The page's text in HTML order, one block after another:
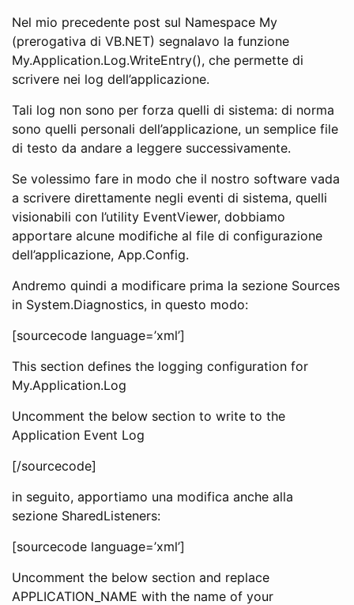
Nel mio precedente post sul Namespace My
(prerogativa di VB.NET) segnalavo la funzione
My.Application.Log.WriteEntry(), che permette di
scrivere nei log dell’applicazione.
Tali log non sono per forza quelli di sistema: di norma
sono quelli personali dell’applicazione, un semplice file
di testo da andare a leggere successivamente.
Se volessimo fare in modo che il nostro software vada
a scrivere direttamente negli eventi di sistema, quelli
visionabili con l’utility EventViewer, dobbiamo
apportare alcune modifiche al file di configurazione
dell’applicazione, App.Config.
Andremo quindi a modificare prima la sezione Sources
in System.Diagnostics, in questo modo:
[sourcecode language=’xml’]
This section defines the logging configuration for
My.Application.Log
Uncomment the below section to write to the
Application Event Log
[/sourcecode]
in seguito, apportiamo una modifica anche alla
sezione SharedListeners:
[sourcecode language=’xml’]
Uncomment the below section and replace
APPLICATION_NAME with the name of your